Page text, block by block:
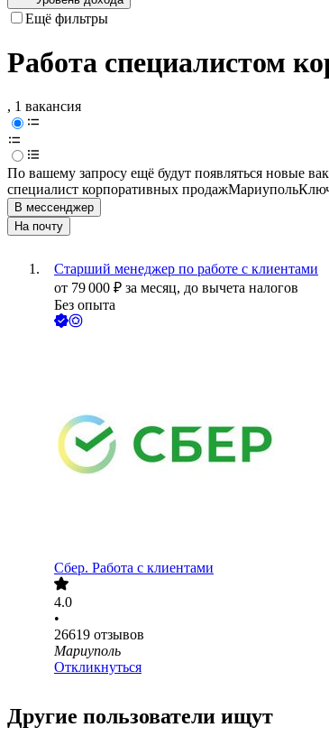
Ещё фильтры
Работа специалистом
, 1 вакансия
По вашему запросу ещё будут появляться новые
специалист корпоративных продажМариуполь
В мессенджер
На почту
Старший менеджер по работе с клиентами
от 79 000 ₽ за месяц, до вычета налогов
Без опыта
Сбер. Работа с клиентами
4.0
•
26619 отзывов
Мариуполь
Откликнуться
Другие пользователи ищут